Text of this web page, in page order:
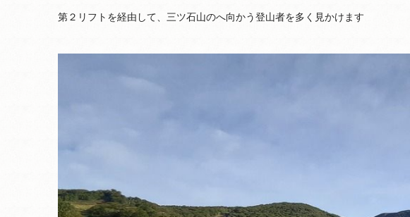
第２リフトを経由して、三ツ石山のへ向かう登山者を多く見かけます